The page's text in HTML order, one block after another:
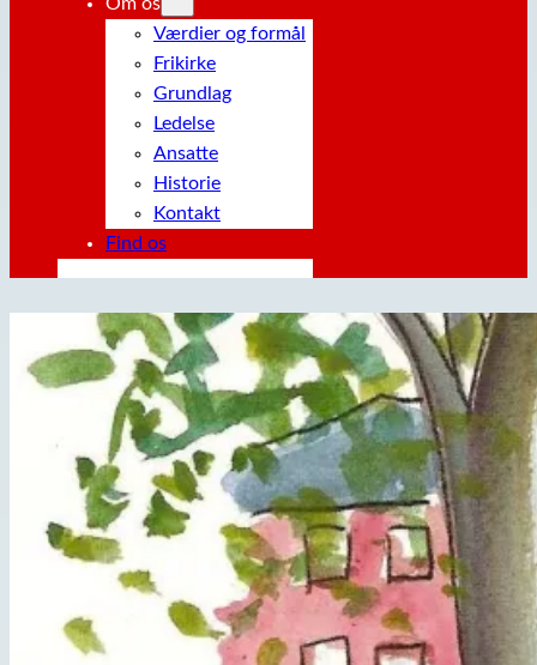
Om os
Værdier og formål
Frikirke
Grundlag
Ledelse
Ansatte
Historie
Kontakt
Find os